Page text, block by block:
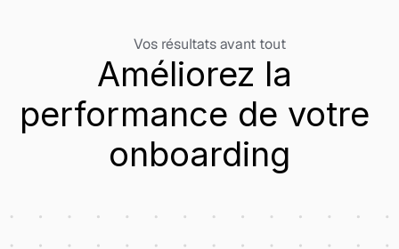
Vos résultats avant tout
Améliorez la
performance de votre
onboarding